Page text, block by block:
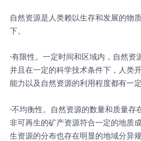
自然资源是人类赖以生存和发展的物
下。
·有限性。一定时间和区域内，自然资
并且在一定的科学技术条件下，人类
能力以及自然资源的利用程度都有一定
·不均衡性。自然资源的数量和质量存
非可再生的矿产资源符合一定的地质
生资源的分布也存在明显的地域分异规